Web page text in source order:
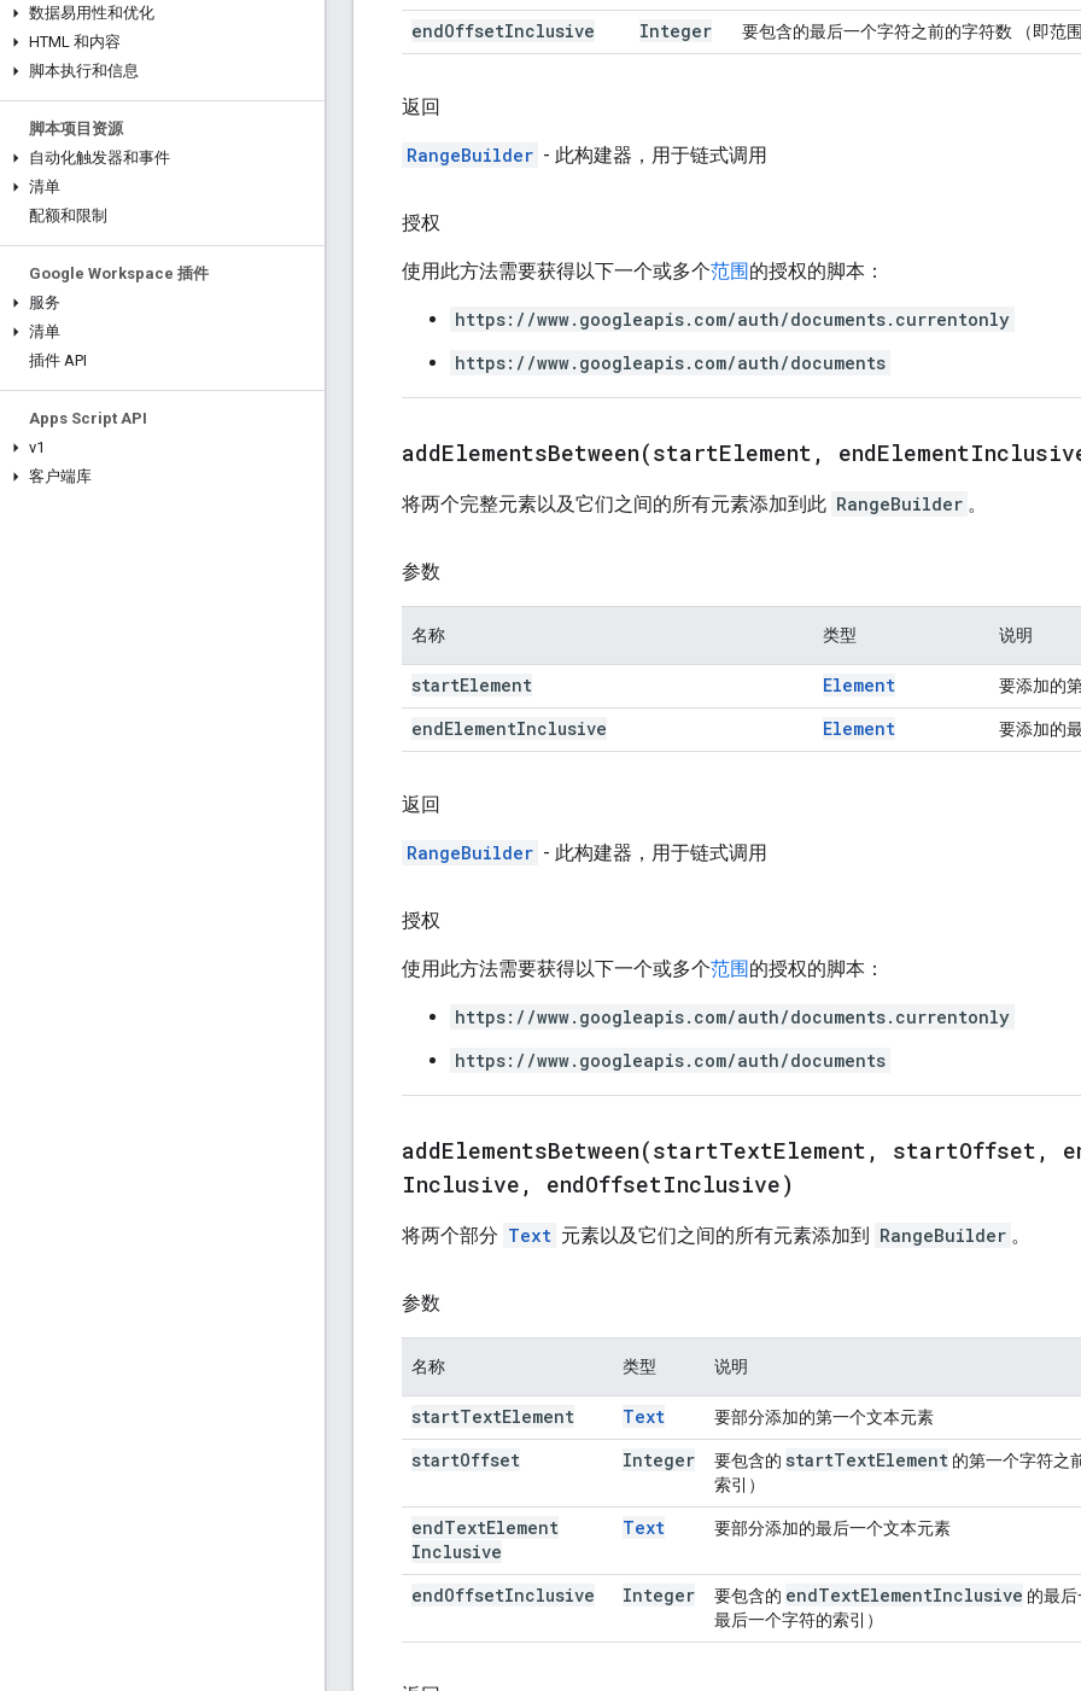
数据易用性和优化
HTML 和内容
脚本执行和信息
脚本项目资源
自动化触发器和事件
清单
配额和限制
Google Workspace 插件
服务
清单
插件 API
Apps Script API
v1
客户端库
endOffsetInclusive Integer 要包含的最后一个字符之前的字符数 （即范
返回
RangeBuilder - 此构建器，用于链式调用
授权
使用此方法需要获得以下一个或多个范围的授权的脚本：
https://www.googleapis.com/auth/documents.currentonly
https://www.googleapis.com/auth/documents
addElementsBetween(startElement , endElement
将两个完整元素以及它们之间的所有元素添加到此 RangeBuilder 。
参数
名称 类型 说明
startElement Element 要添加的
endElementInclusive Element 要添加的
返回
RangeBuilder - 此构建器，用于链式调用
授权
使用此方法需要获得以下一个或多个范围的授权的脚本：
https://www.googleapis.com/auth/documents.currentonly
https://www.googleapis.com/auth/documents
addElementsBetween(startTextElement , startOffset ,
Inclusive , endOffsetInclusive)
将两个部分 Text 元素以及它们之间的所有元素添加到 RangeBuilder 。
参数
名称 类型 说明
startTextElement Text 要部分添加的第一个文本元素
startOffset Integer 要包含的 startTextElement 的第一个字符之
索引）
endTextElement
Inclusive
Text 要部分添加的最后一个文本元素
endOffsetInclusive Integer 要包含的 endTextElementInclusive 的最
最后一个字符的索引）